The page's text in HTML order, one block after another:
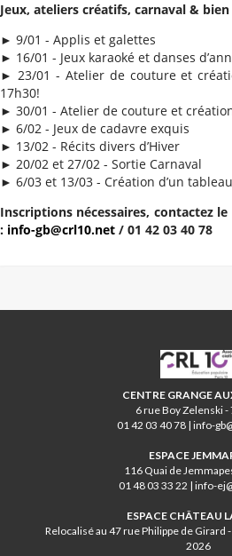
Jeux, ateliers créatifs, carnaval &
► 9/01 - Applis et galettes
► 16/01 - Jeux karaoké et danses
► 23/01 - Atelier de couture et
17h30!
► 30/01 - Atelier de couture et
► 6/02 - Jeux de cadavre exquis
► 13/02 - Récits divers d’Hiver
► 20/02 et 27/02 - Sortie Carnaval
► 6/03 et 13/03 - Création d’un
Inscriptions nécessaires, contactez
: info-gb@crl10.net / 01 42 03 40 78
CENTRE GRANGE
6 rue Boy Zelenski -
01 42 03 40 78 | info-
ESPACE
116 Quai de
01 48 03 33 22 | info-
ESPACE CHÂTEAU
Relocalisé au 47 rue Philippe de
2026